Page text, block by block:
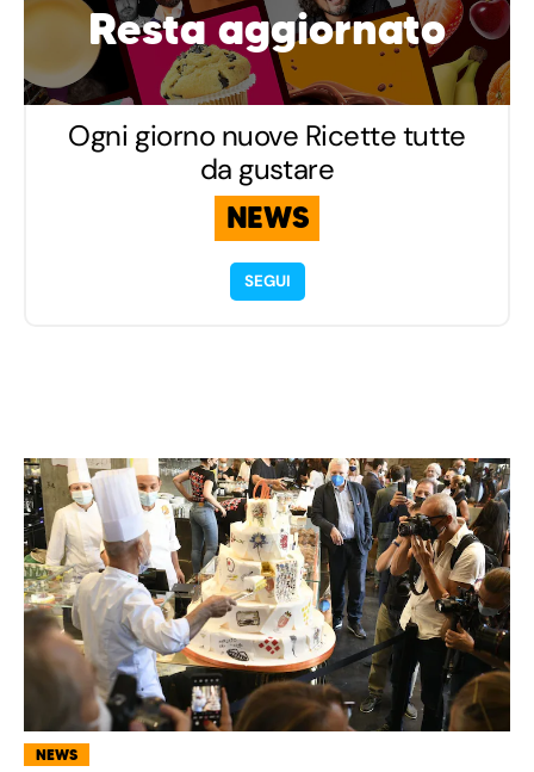
Resta aggiornato
Ogni giorno nuove Ricette tutte
da gustare
NEWS
SEGUI
NEWS